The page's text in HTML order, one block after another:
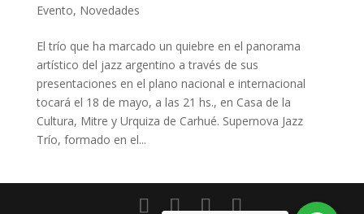
Evento, Novedades
El trío que ha marcado un quiebre en el panorama
artístico del jazz argentino a través de sus
presentaciones en el plano nacional e internacional
tocará el 18 de mayo, a las 21 hs., en Casa de la
Cultura, Mitre y Urquiza de Carhué. Supernova Jazz
Trío, formado en el...